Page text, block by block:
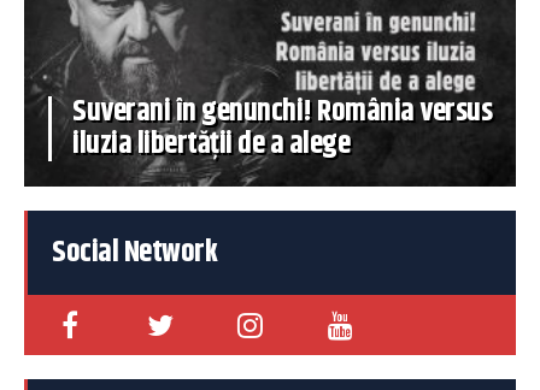
Suverani în genunchi! România versus
iluzia libertății de a alege
Social Network